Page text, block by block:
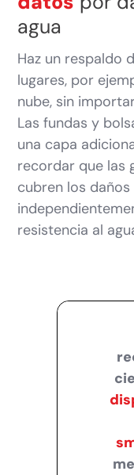
agua
Haz un respaldo
lugares, por
nube, sin
Las fundas y
una capa
recordar que las
cubren los
resistencia al